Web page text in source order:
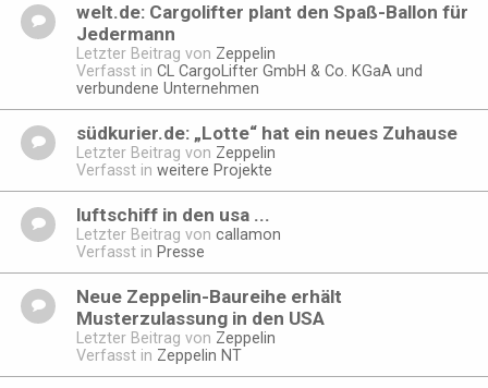
welt.de: Cargolifter plant den Spaß-Ballon für
Jedermann
Letzter Beitrag von Zeppelin
Verfasst in CL CargoLifter GmbH & Co. KGaA und
verbundene Unternehmen
südkurier.de: „Lotte“ hat ein neues Zuhause
Letzter Beitrag von Zeppelin
Verfasst in weitere Projekte
luftschiff in den usa ...
Letzter Beitrag von callamon
Verfasst in Presse
Neue Zeppelin-Baureihe erhält
Musterzulassung in den USA
Letzter Beitrag von Zeppelin
Verfasst in Zeppelin NT